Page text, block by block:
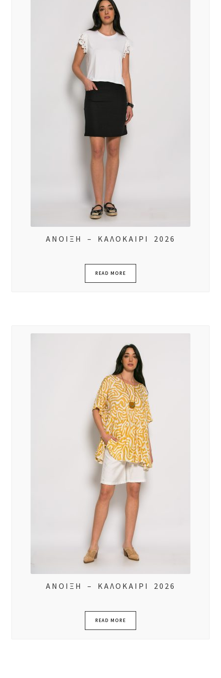
ΑΝΟΙΞΗ – ΚΑΛΟΚΑΙΡΙ 2026
READ MORE
ΑΝΟΙΞΗ – ΚΑΛΟΚΑΙΡΙ 2026
READ MORE